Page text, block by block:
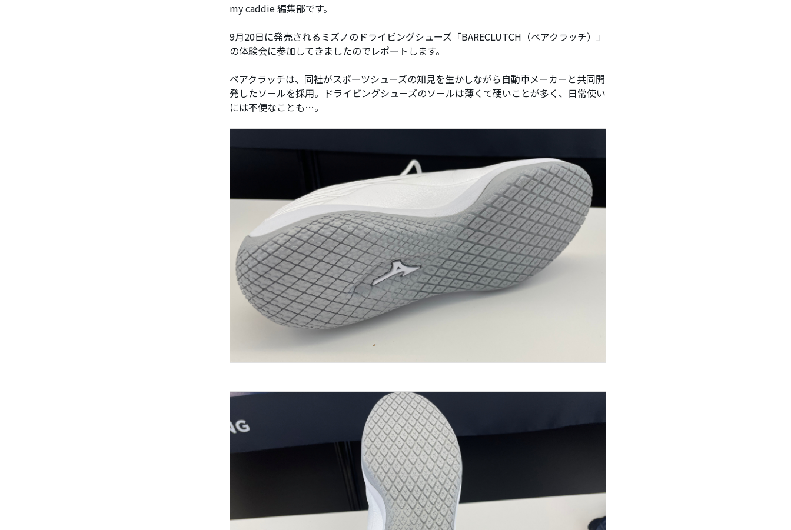
my caddie 編集部です。
9月20日に発売されるミズノのドライビングシューズ「BARECLUTCH（ベアクラッチ）」
の体験会に参加してきましたのでレポートします。
ベアクラッチは、同社がスポーツシューズの知見を生かしながら自動車メーカーと共同開
発したソールを採用。ドライビングシューズのソールは薄くて硬いことが多く、日常使い
には不便なことも…。